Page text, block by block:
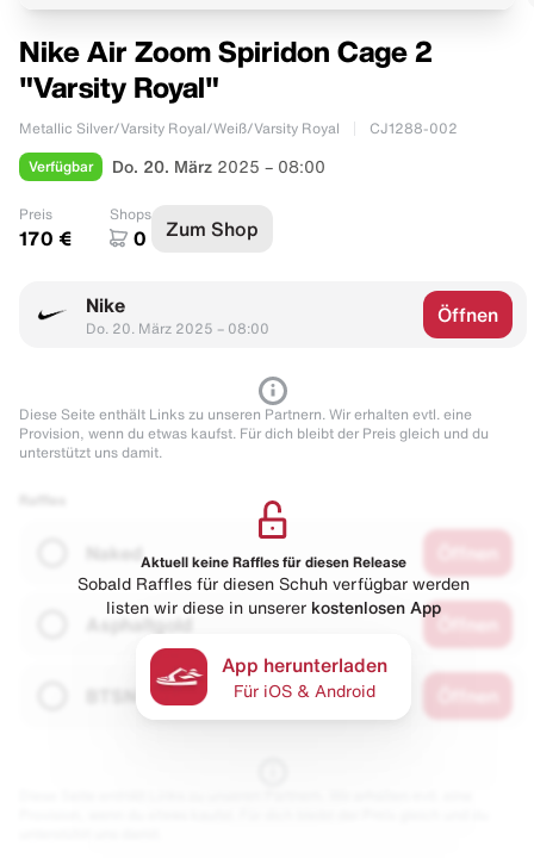
Nike Air Zoom Spiridon Cage 2
"Varsity Royal"
Metallic Silver/Varsity Royal/Weiß/Varsity Royal CJ1288-002
Verfügbar Do. 20. März 2025 – 08:00
Preis
170 €
Shops
0 Zum Shop
Nike
Do. 20. März 2025 – 08:00
Öffnen
Diese Seite enthält Links zu unseren Partnern. Wir erhalten evtl. eine
Provision, wenn du etwas kaufst. Für dich bleibt der Preis gleich und du
unterstützt uns damit.
Naked
Asphaltgold
Aktuell keine Raffles für diesen Release
Sobald Raffles für diesen Schuh verfügbar werden
listen wir diese in unserer kostenlosen App
App herunterladen
Für iOS & Android